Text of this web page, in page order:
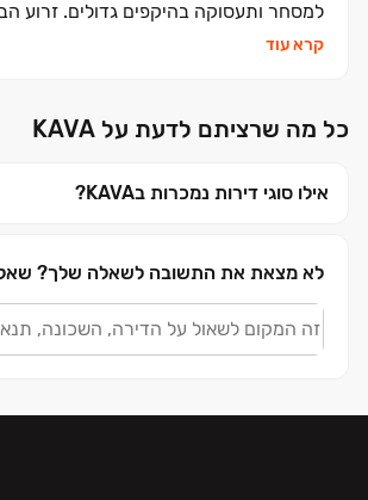
התקנים, וכן בעלת דירוג 5 כוכבים במסגרת מפרט "כוכבי הבטיחות" של התאחדות הקבלנים בוני הארץ.
בליווי אישי מרכישת הדירה ועד למסירת
העסקיים ולספקיה.השילוב בין חוסן
קרא עוד
כל מה שרציתם לדעת על KAVA‏
אילו סוגי דירות נמכרות בKAVA‏?
לא מצאת את התשובה לשאלה שלך?